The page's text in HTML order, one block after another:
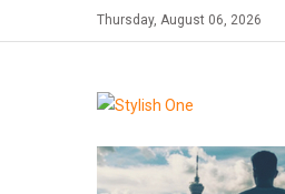
to
Thursday, August 06, 2026